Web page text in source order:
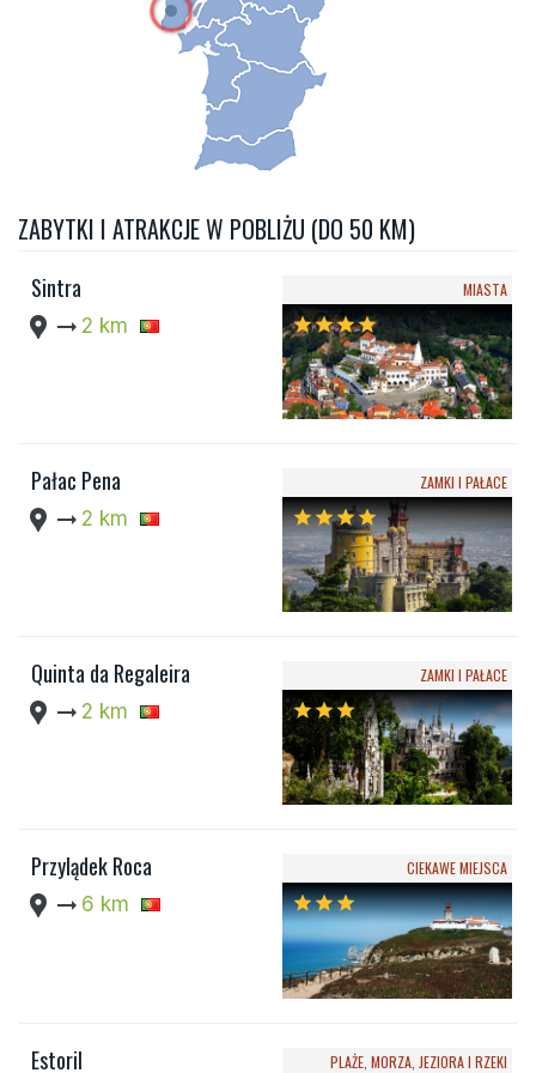
ZABYTKI I ATRAKCJE W POBLIŻU (DO 50 KM)
Sintra
location_pin arrow_right_alt 2 km
MIASTA
starstarstarstar
Pałac Pena
location_pin arrow_right_alt 2 km
ZAMKI I PAŁACE
starstarstarstar
Quinta da Regaleira
location_pin arrow_right_alt 2 km
ZAMKI I PAŁACE
starstarstar
Przylądek Roca
location_pin arrow_right_alt 6 km
CIEKAWE MIEJSCA
starstarstar
Estoril PLAŻE, MORZA, JEZIORA I RZEKI